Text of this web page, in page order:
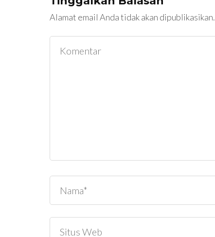
Alamat email Anda tidak akan dipublikasikan.